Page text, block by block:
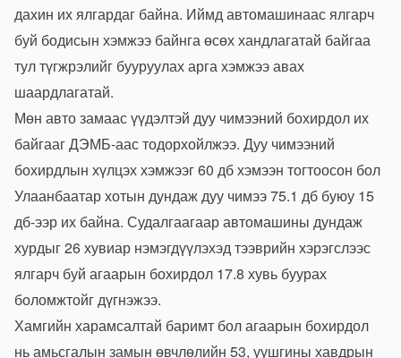
дахин их ялгардаг байна. Иймд автомашинаас ялгарч
буй бодисын хэмжээ байнга өсөх хандлагатай байгаа
тул түгжрэлийг бууруулах арга хэмжээ авах
шаардлагатай.
Мөн авто замаас үүдэлтэй дуу чимээний бохирдол их
байгааг ДЭМБ-аас тодорхойлжээ. Дуу чимээний
бохирдлын хүлцэх хэмжээг 60 дб хэмээн тогтоосон бол
Улаанбаатар хотын дундаж дуу чимээ 75.1 дб буюу 15
дб-ээр их байна. Судалгаагаар автомашины дундаж
хурдыг 26 хувиар нэмэгдүүлэхэд тээврийн хэрэгслээс
ялгарч буй агаарын бохирдол 17.8 хувь буурах
боломжтойг дүгнэжээ.
Хамгийн харамсалтай баримт бол агаарын бохирдол
нь амьсгалын замын өвчлөлийн 53, уушгины хавдрын